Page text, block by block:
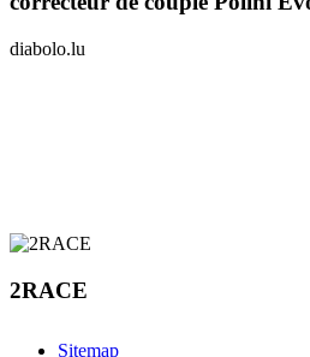
diabolo.lu
2RACE
Sitemap